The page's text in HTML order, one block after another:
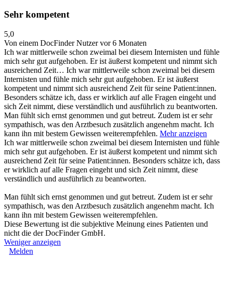
Sehr kompetent
5,0
Von einem DocFinder Nutzervor 6 Monaten
Ich war mittlerweile schon zweimal bei diesem Internisten und fühle
mich sehr gut aufgehoben. Er ist äußerst kompetent und nimmt sich
ausreichend Zeit… Ich war mittlerweile schon zweimal bei diesem
Internisten und fühle mich sehr gut aufgehoben. Er ist äußerst
kompetent und nimmt sich ausreichend Zeit für seine Patient:innen.
Besonders schätze ich, dass er wirklich auf alle Fragen eingeht und
sich Zeit nimmt, diese verständlich und ausführlich zu beantworten.
Man fühlt sich ernst genommen und gut betreut. Zudem ist er sehr
sympathisch, was den Arztbesuch zusätzlich angenehm macht. Ich
kann ihn mit bestem Gewissen weiterempfehlen. Mehr anzeigen
Ich war mittlerweile schon zweimal bei diesem Internisten und fühle
mich sehr gut aufgehoben. Er ist äußerst kompetent und nimmt sich
ausreichend Zeit für seine Patient:innen. Besonders schätze ich, dass
er wirklich auf alle Fragen eingeht und sich Zeit nimmt, diese
verständlich und ausführlich zu beantworten.
Man fühlt sich ernst genommen und gut betreut. Zudem ist er sehr
sympathisch, was den Arztbesuch zusätzlich angenehm macht. Ich
kann ihn mit bestem Gewissen weiterempfehlen.
Diese Bewertung ist die subjektive Meinung eines Patienten und
nicht die der DocFinder GmbH.
Weniger anzeigen
Melden